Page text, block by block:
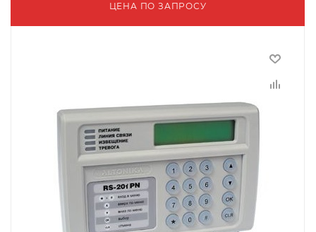
ЦЕНА ПО ЗАПРОСУ